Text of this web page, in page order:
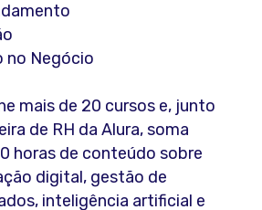
Negócio
mais de 20 cursos e, junto
de RH da Alura, soma
horas de conteúdo sobre
digital, gestão de
inteligência artificial e